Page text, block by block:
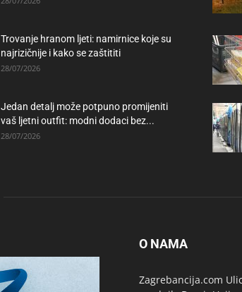
Trovanje hranom ljeti: namirnice koje su
najrizičnije i kako se zaštititi
28/07/2026
Jedan detalj može potpuno promijeniti
vaš ljetni outfit: modni dodaci bez...
28/07/2026
O NAMA
Zagrebancija.com